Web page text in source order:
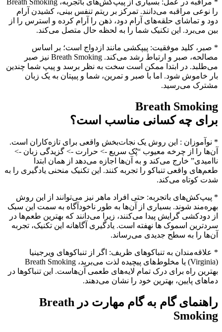
* مراقبه در عمل: بسیاری از پیپ‌کش‌های باتجربه، Breath Smoking
را نوعی مراقبه می‌دانند. تمرکز بر ریتم تنفس بینی، کشیدن آرام
دود و تماشای حلقه‌های آرام دود، ذهن را آرام کرده و استرس را از
بین می‌برد. این تکنیک شما را به لحظه حال متصل می‌کند.
* صبر، کلید موفقیت: پیپکشی مانند ازدواج است؛ بر اساس
مصالحه، صبر و ارتباط رشد می‌کند. Breath Smoking نیز صبر
می‌طلبد. در ابتدا ممکن است سخت به نظر برسد و پیپ شما چندین
بار خاموش شود. اما با صبر و تمرین، شما و پیپتان به یک زبان
مشترک می‌رسید.
Breath Smoking
برای چه کسانی مناسب است؟
* نوآموزان : این روش یک نجات‌بخش واقعی برای تازه‌کاران است.
آن‌ها را از چرخه معیوب “پُک سریع -> حرارت -> گزیدگی زبان ->
ناامیدی” خارج می‌کند و به آن‌ها اجازه می‌دهد از همان ابتدا
طعم‌های واقعی تنباکو را تجربه کنند. این تکنیک منحنی یادگیری را به
شدت کوتاه می‌کند.
* پیپ‌کش‌های باتجربه: حتی افراد ماهر نیز می‌توانند از این روش
بهره‌مند شوند. بسیاری از آن‌ها به طور ناخودآگاه به سمت این سبک
از دودکشی گرایش پیدا می‌کنند، زیرا می‌دانند که بهترین طعم‌ها در
سردترین اسموک ها نهفته است. یادگیری آگاهانه این تکنیک، تجربه
آن‌ها را به سطح جدیدی می‌رساند.
* علاقه‌مندان به تنباکوهای ظریف: اگر از تنباکوهای ویرجینیا
(Virginia) یا مخلوط‌های پیچیده لذت می‌برید، Breath Smoking
بهترین راه برای درک تمام لایه‌های طعمی آن‌هاست. این تنباکوها در
دماهای پایین، بهترین خود را نشان می‌دهند.
راهنمای گام به گام مهارت در Breath
Smoking